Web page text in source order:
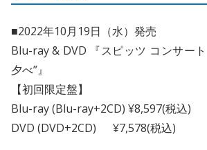
■2022年10月19日（水）発売
Blu-ray & DVD 『スピッツ コンサー
夕べ”』
【初回限定盤】
Blu-ray (Blu-ray+2CD) ¥8,597(税込)
DVD (DVD+2CD) ¥7,578(税込)